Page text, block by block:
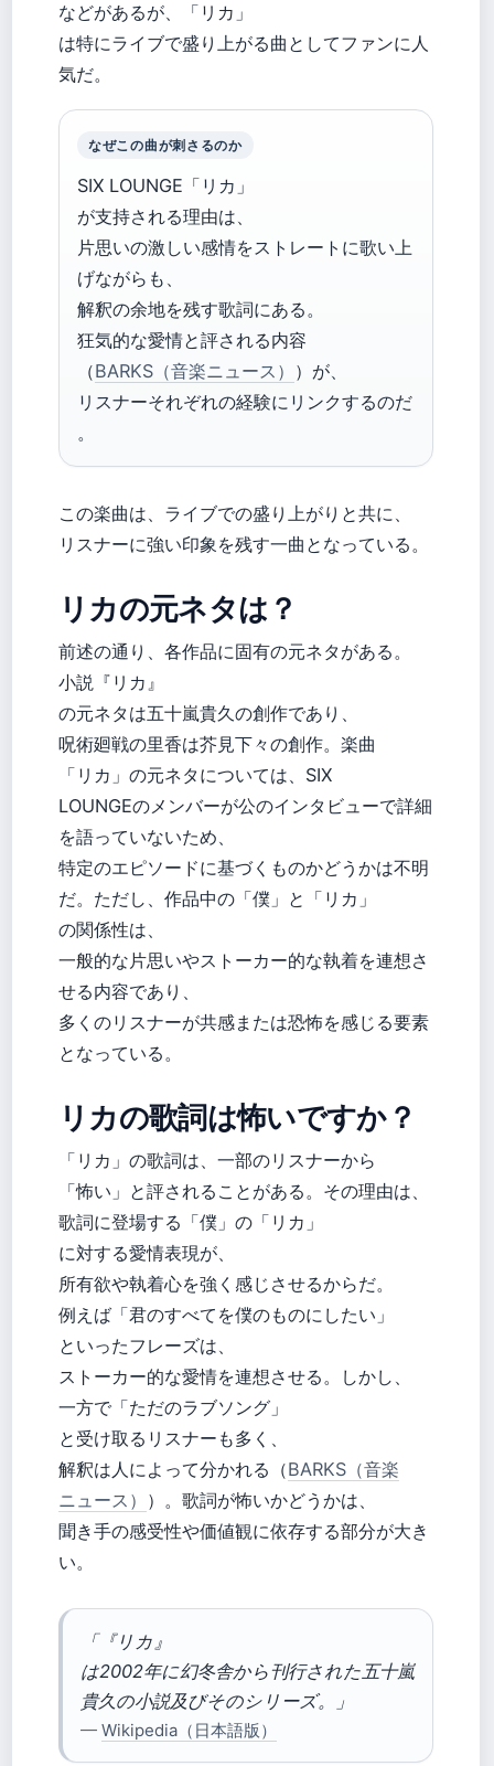
などがあるが、「リカ」
は特にライブで盛り上がる曲としてファンに人
気だ。
なぜこの曲が刺さるのか
SIX LOUNGE「リカ」
が支持される理由は、
片思いの激しい感情をストレートに歌い上
げながらも、
解釈の余地を残す歌詞にある。
狂気的な愛情と評される内容
（BARKS（音楽ニュース） ）が、
リスナーそれぞれの経験にリンクするのだ
。
この楽曲は、ライブでの盛り上がりと共に、
リスナーに強い印象を残す一曲となっている。
リカの元ネタは？
前述の通り、各作品に固有の元ネタがある。
小説『リカ』
の元ネタは五十嵐貴久の創作であり、
呪術廻戦の里香は芥見下々の創作。楽曲
「リカ」の元ネタについては、SIX
LOUNGEのメンバーが公のインタビューで詳細
を語っていないため、
特定のエピソードに基づくものかどうかは不明
だ。ただし、作品中の「僕」と「リカ」
の関係性は、
一般的な片思いやストーカー的な執着を連想さ
せる内容であり、
多くのリスナーが共感または恐怖を感じる要素
となっている。
リカの歌詞は怖いですか？
「リカ」の歌詞は、一部のリスナーから
「怖い」と評されることがある。その理由は、
歌詞に登場する「僕」の「リカ」
に対する愛情表現が、
所有欲や執着心を強く感じさせるからだ。
例えば「君のすべてを僕のものにしたい」
といったフレーズは、
ストーカー的な愛情を連想させる。しかし、
一方で「ただのラブソング」
と受け取るリスナーも多く、
解釈は人によって分かれる（BARKS（音楽
ニュース） ）。歌詞が怖いかどうかは、
聞き手の感受性や価値観に依存する部分が大き
い。
「『リカ』
は2002年に幻冬舎から刊行された五十嵐
貴久の小説及びそのシリーズ。」
— Wikipedia（日本語版）